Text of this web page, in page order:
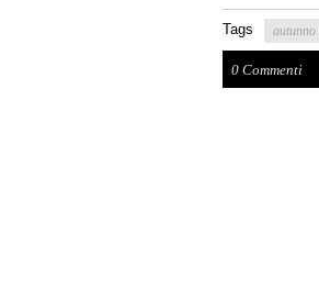
Tags
0 Commenti